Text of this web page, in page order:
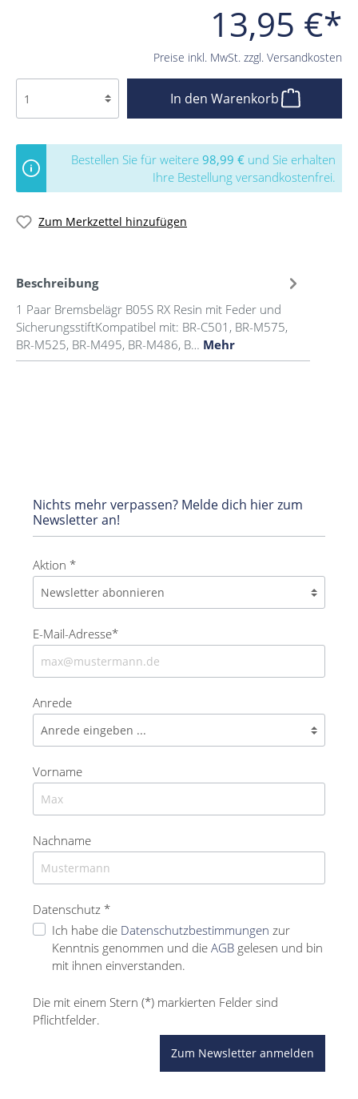
13,95 €*
Preise inkl. MwSt. zzgl. Versandkosten
In den Warenkorb
Bestellen Sie für weitere 98,99 € und Sie erhalten
Ihre Bestellung versandkostenfrei.
Zum Merkzettel hinzufügen
Beschreibung
1 Paar Bremsbelägr B05S RX Resin mit Feder und
SicherungsstiftKompatibel mit: BR-C501, BR-M575,
BR-M525, BR-M495, BR-M486, B… Mehr
Nichts mehr verpassen? Melde dich hier zum
Newsletter an!
Aktion *
E-Mail-Adresse*
Anrede
Vorname
Nachname
Datenschutz *
Ich habe die Datenschutzbestimmungen zur
Kenntnis genommen und die AGB gelesen und bin
mit ihnen einverstanden.
Die mit einem Stern (*) markierten Felder sind
Pflichtfelder.
Zum Newsletter anmelden